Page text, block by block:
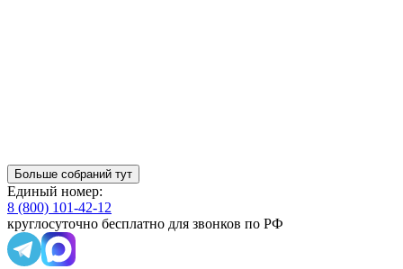
Больше собраний тут
Единый номер:
8 (800) 101-42-12
круглосуточно бесплатно для звонков по РФ